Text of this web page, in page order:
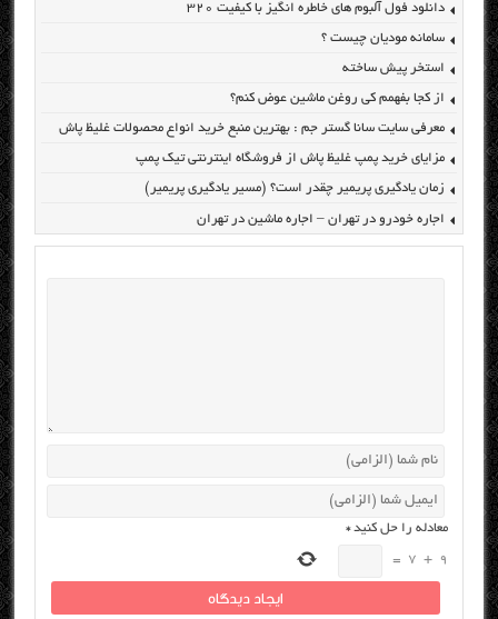
دانلود فول آلبوم های خاطره انگیز با کیفیت ۳۲۰
سامانه مودیان چیست ؟
استخر پیش ساخته
از کجا بفهمم کی روغن ماشین عوض کنم؟
معرفی سایت سانا گستر جم : بهترین منبع خرید انواع محصولات غلیظ پاش
مزایای خرید پمپ غلیظ پاش از فروشگاه اینترنتی تیک پمپ
زمان یادگیری پریمیر چقدر است؟ (مسیر یادگیری پریمیر)
اجاره خودرو در تهران – اجاره ماشین در تهران
معادله را حل کنید*
9
+
7
=